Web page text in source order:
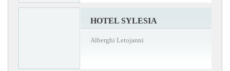
HOTEL SYLESIA
Alberghi Letojanni